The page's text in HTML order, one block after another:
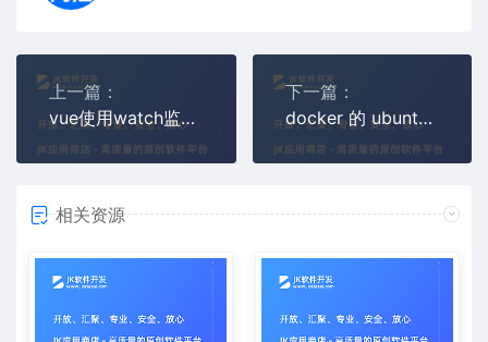
上一篇：
vue使用watch监听表单数据变更，如何触发表单重新渲染？
下一篇：
docker 的 ubuntu jammy 如何使用 apt 安装软件？
相关资源